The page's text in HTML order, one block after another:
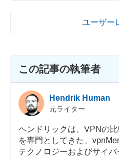
ユーザー
この記事の執筆者
Hendrik Human
元ライター
ヘンドリックは、VPNの
を専門としてきた、
テクノロジーおよびサイ